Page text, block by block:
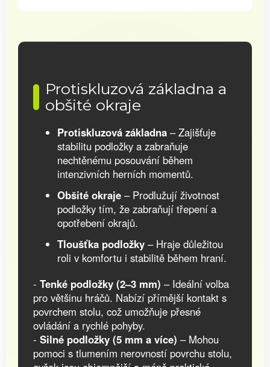
Protiskluzová základna a
obšité okraje
Protiskluzová základna – Zajišťuje
stabilitu podložky a zabraňuje
nechtěnému posouvání během
intenzivních herních momentů.
Obšité okraje – Prodlužují životnost
podložky tím, že zabraňují třepení a
opotřebení okrajů.
Tloušťka podložky – Hraje důležitou
roli v komfortu i stabilitě během hraní.
- Tenké podložky (2–3 mm) – Ideální volba
pro většinu hráčů. Nabízí přímější kontakt s
povrchem stolu, což umožňuje přesné
ovládání a rychlé pohyby.
- Silné podložky (5 mm a více) – Mohou
pomoci s tlumením nerovností povrchu stolu,